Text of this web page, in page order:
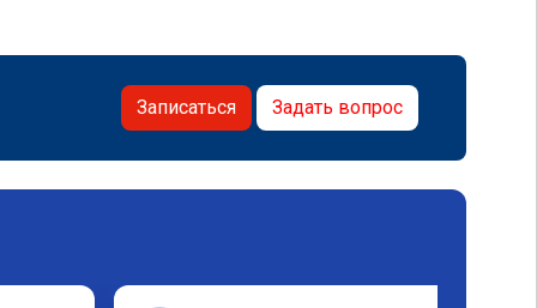
Записаться Задать вопрос